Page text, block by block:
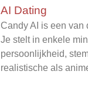
AI Dating
Candy AI is een van
Je stelt in enkele
persoonlijkheid,
realistische als